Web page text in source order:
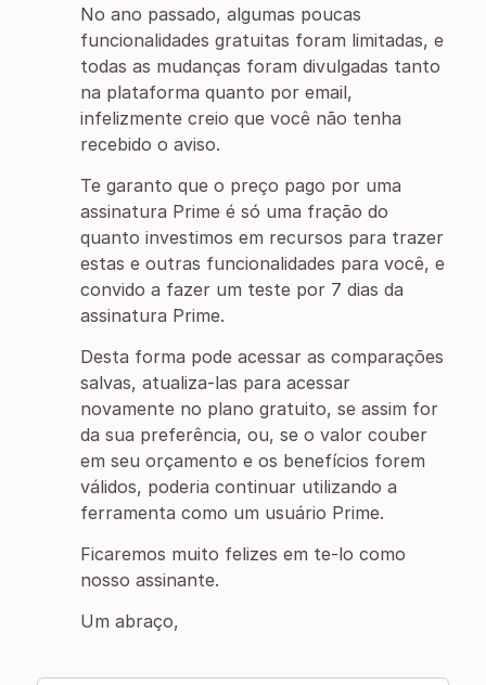
No ano passado, algumas poucas
funcionalidades gratuitas foram limitadas, e
todas as mudanças foram divulgadas tanto
na plataforma quanto por email,
infelizmente creio que você não tenha
recebido o aviso.
Te garanto que o preço pago por uma
assinatura Prime é só uma fração do
quanto investimos em recursos para trazer
estas e outras funcionalidades para você, e
convido a fazer um teste por 7 dias da
assinatura Prime.
Desta forma pode acessar as comparações
salvas, atualiza-las para acessar
novamente no plano gratuito, se assim for
da sua preferência, ou, se o valor couber
em seu orçamento e os benefícios forem
válidos, poderia continuar utilizando a
ferramenta como um usuário Prime.
Ficaremos muito felizes em te-lo como
nosso assinante.
Um abraço,